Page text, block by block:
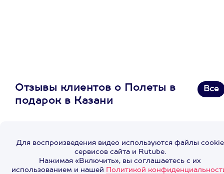
Отзывы клиентов о Полеты в
подарок в Казани
Все
Для воспроизведения видео используются файлы cookie
сервисов сайта и Rutube.
Нажимая «Включить», вы соглашаетесь с их
использованием и нашей Политикой